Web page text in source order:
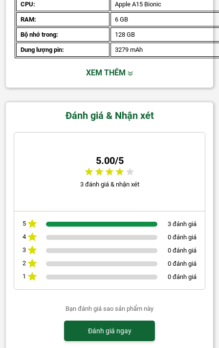
CPU: Apple A15 Bionic
RAM: 6 GB
Bộ nhớ trong: 128 GB
Dung lượng pin: 3279 mAh
XEM THÊM
Đánh giá & Nhận xét
5.00/5
3 đánh giá & nhận xét
5
3 đánh giá
4
0 đánh giá
3
0 đánh giá
2
0 đánh giá
1
0 đánh giá
Bạn đánh giá sao sản phẩm này
Đánh giá ngay